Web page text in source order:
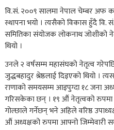
वि.सं. २००९ सालमा नेपाल चेम्बर अफ
स्थापना भयो । त्यसैको विकास हुँदै वि.
समितिका संयोजक लोकनाथ जोशीको
थियो ।
उनले २ वर्षसम्म महासंघको नेतृत्व
जुद्धबहादुर श्रेष्ठलाई दिइएको थियो ।
राणाको समयसम्म आइपुग्दा १८ जना
गरिसकेका छन् । १९ औं नेतृत्वको
गोल्छाले गर्नेछन् भने अहिले वरिष्ठ
औं अध्यक्षको रुपमा आफ्नो जिम्मेवारी